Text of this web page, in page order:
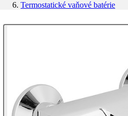
Termostatické vaňové batérie